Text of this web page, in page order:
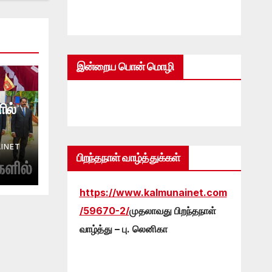
இன்றைய பொன் மொழி
பிறந்தநாள் வாழ்த்துக்கள்
https://www.kalmunainet.com
/59670-2/முதலாவது பிறந்தநாள்
வாழ்த்து – பு. லெனிகா